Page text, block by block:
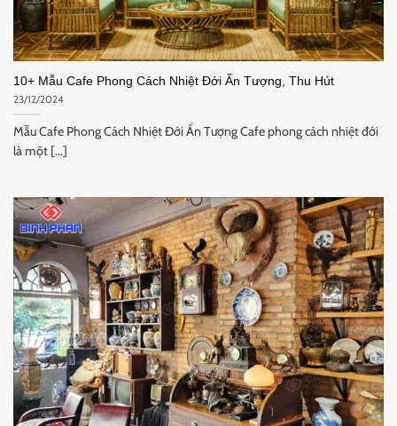
10+ Mẫu Cafe Phong Cách Nhiệt Đới Ấn Tượng, Thu Hút
23/12/2024
Mẫu Cafe Phong Cách Nhiệt Đới Ấn Tượng Cafe phong cách nhiệt đới
là một [...]